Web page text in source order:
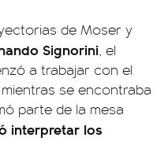
de Moser y
Signorini, el
a trabajar con el
se encontraba
parte de la mesa
interpretar los